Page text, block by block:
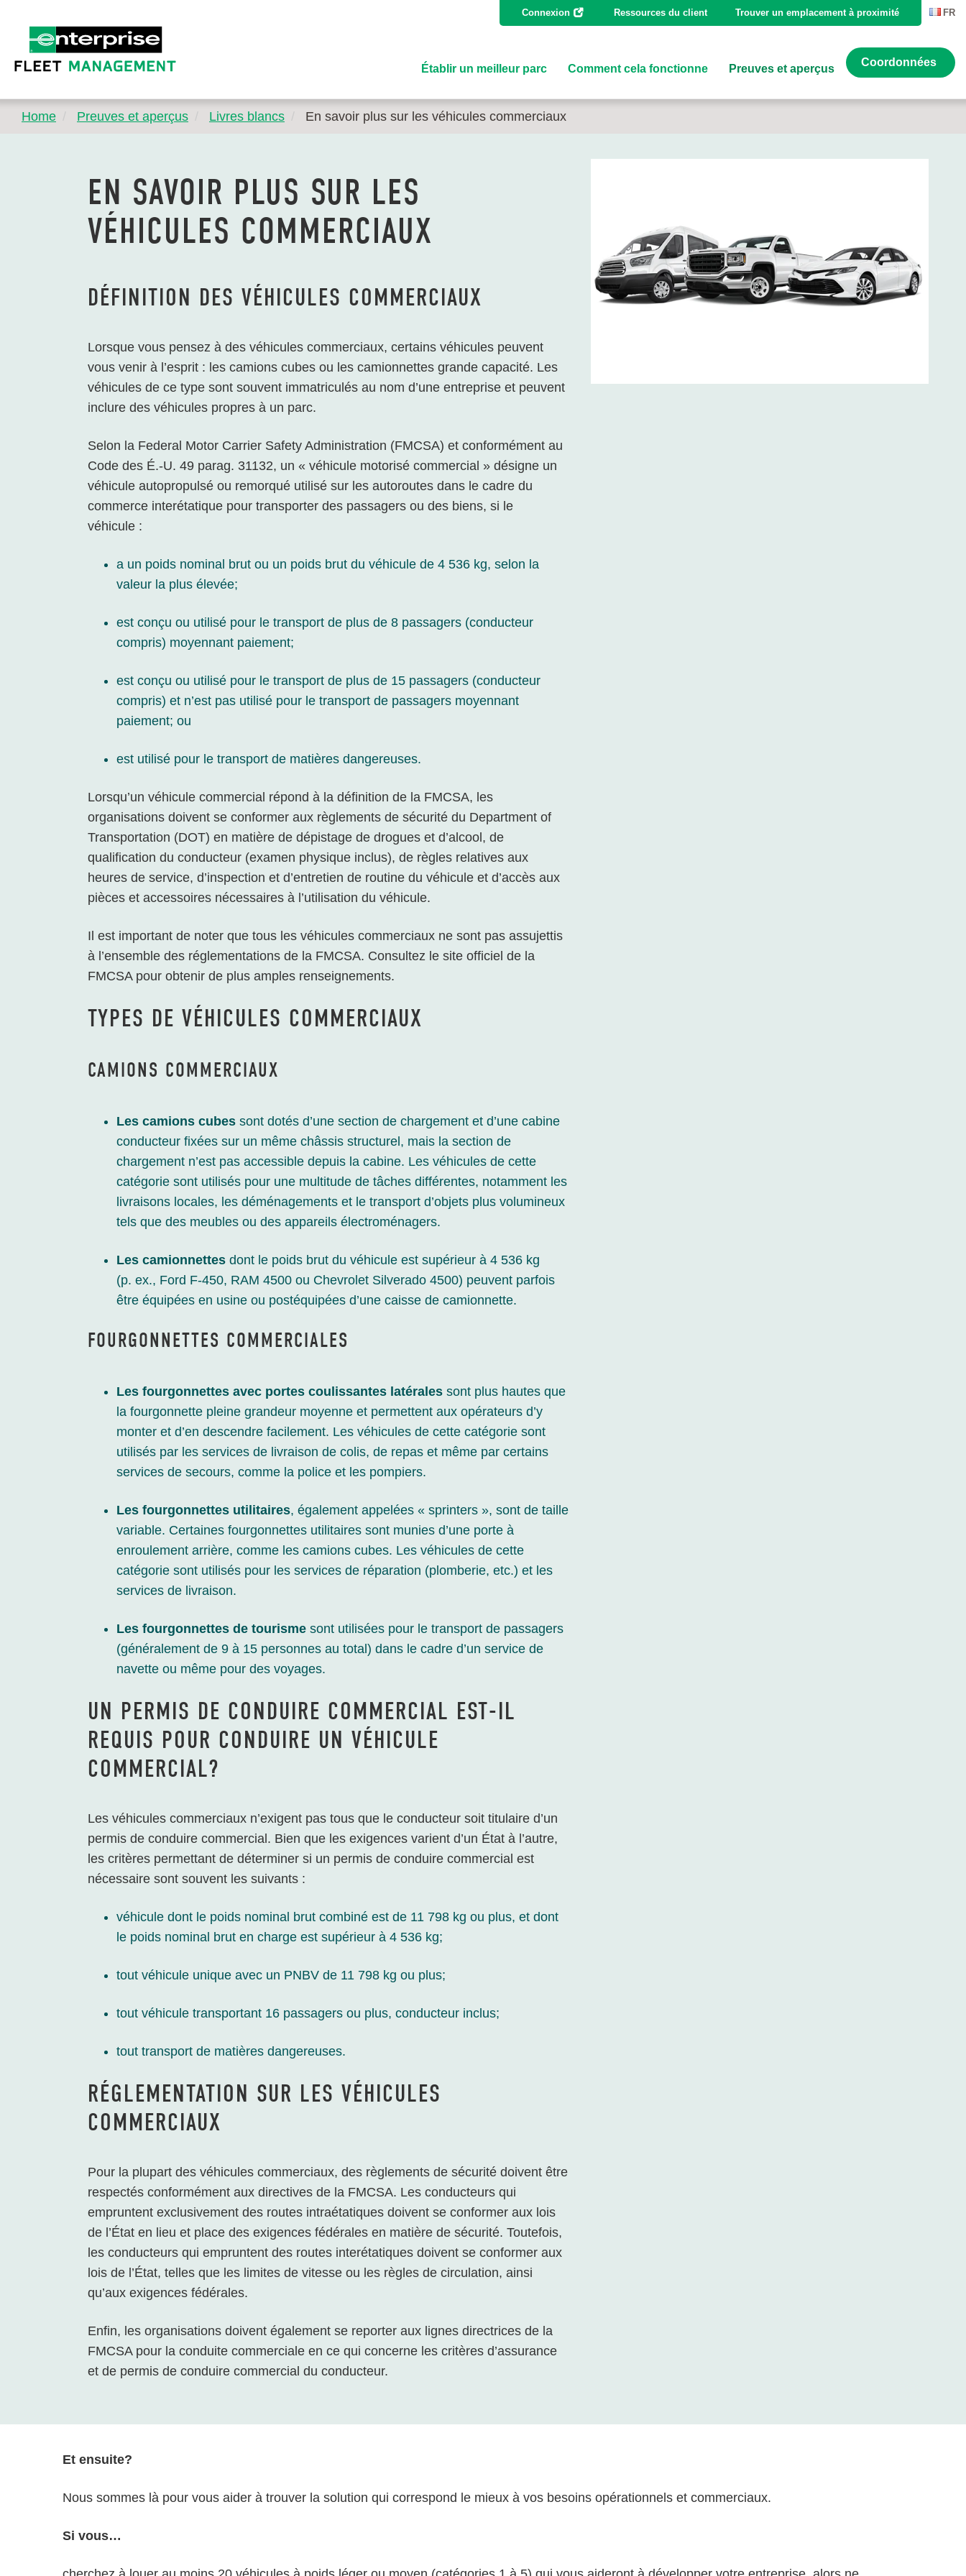
Connexion Ressources du client Trouver un emplacement à proximité FR
Établir un meilleur parc Comment cela fonctionne Preuves et aperçus
Coordonnées
Home Preuves et aperçus Livres blancs En savoir plus sur les véhicules commerciaux
EN SAVOIR PLUS SUR LES
VÉHICULES COMMERCIAUX
DÉFINITION DES VÉHICULES COMMERCIAUX
Lorsque vous pensez à des véhicules commerciaux, certains véhicules peuvent
vous venir à l’esprit : les camions cubes ou les camionnettes grande capacité. Les
véhicules de ce type sont souvent immatriculés au nom d’une entreprise et peuvent
inclure des véhicules propres à un parc.
Selon la Federal Motor Carrier Safety Administration (FMCSA) et conformément au
Code des É.-U. 49 parag. 31132, un « véhicule motorisé commercial » désigne un
véhicule autopropulsé ou remorqué utilisé sur les autoroutes dans le cadre du
commerce interétatique pour transporter des passagers ou des biens, si le
véhicule :
a un poids nominal brut ou un poids brut du véhicule de 4 536 kg, selon la
valeur la plus élevée;
est conçu ou utilisé pour le transport de plus de 8 passagers (conducteur
compris) moyennant paiement;
est conçu ou utilisé pour le transport de plus de 15 passagers (conducteur
compris) et n’est pas utilisé pour le transport de passagers moyennant
paiement; ou
est utilisé pour le transport de matières dangereuses.
Lorsqu’un véhicule commercial répond à la définition de la FMCSA, les
organisations doivent se conformer aux règlements de sécurité du Department of
Transportation (DOT) en matière de dépistage de drogues et d’alcool, de
qualification du conducteur (examen physique inclus), de règles relatives aux
heures de service, d’inspection et d’entretien de routine du véhicule et d’accès aux
pièces et accessoires nécessaires à l’utilisation du véhicule.
Il est important de noter que tous les véhicules commerciaux ne sont pas assujettis
à l’ensemble des réglementations de la FMCSA. Consultez le site officiel de la
FMCSA pour obtenir de plus amples renseignements.
TYPES DE VÉHICULES COMMERCIAUX
CAMIONS COMMERCIAUX
Les camions cubes sont dotés d’une section de chargement et d’une cabine
conducteur fixées sur un même châssis structurel, mais la section de
chargement n’est pas accessible depuis la cabine. Les véhicules de cette
catégorie sont utilisés pour une multitude de tâches différentes, notamment les
livraisons locales, les déménagements et le transport d’objets plus volumineux
tels que des meubles ou des appareils électroménagers.
Les camionnettes dont le poids brut du véhicule est supérieur à 4 536 kg
(p. ex., Ford F-450, RAM 4500 ou Chevrolet Silverado 4500) peuvent parfois
être équipées en usine ou postéquipées d’une caisse de camionnette.
FOURGONNETTES COMMERCIALES
Les fourgonnettes avec portes coulissantes latérales sont plus hautes que
la fourgonnette pleine grandeur moyenne et permettent aux opérateurs d’y
monter et d’en descendre facilement. Les véhicules de cette catégorie sont
utilisés par les services de livraison de colis, de repas et même par certains
services de secours, comme la police et les pompiers.
Les fourgonnettes utilitaires, également appelées « sprinters », sont de taille
variable. Certaines fourgonnettes utilitaires sont munies d’une porte à
enroulement arrière, comme les camions cubes. Les véhicules de cette
catégorie sont utilisés pour les services de réparation (plomberie, etc.) et les
services de livraison.
Les fourgonnettes de tourisme sont utilisées pour le transport de passagers
(généralement de 9 à 15 personnes au total) dans le cadre d’un service de
navette ou même pour des voyages.
UN PERMIS DE CONDUIRE COMMERCIAL EST-IL
REQUIS POUR CONDUIRE UN VÉHICULE
COMMERCIAL?
Les véhicules commerciaux n’exigent pas tous que le conducteur soit titulaire d’un
permis de conduire commercial. Bien que les exigences varient d’un État à l’autre,
les critères permettant de déterminer si un permis de conduire commercial est
nécessaire sont souvent les suivants :
véhicule dont le poids nominal brut combiné est de 11 798 kg ou plus, et dont
le poids nominal brut en charge est supérieur à 4 536 kg;
tout véhicule unique avec un PNBV de 11 798 kg ou plus;
tout véhicule transportant 16 passagers ou plus, conducteur inclus;
tout transport de matières dangereuses.
RÉGLEMENTATION SUR LES VÉHICULES
COMMERCIAUX
Pour la plupart des véhicules commerciaux, des règlements de sécurité doivent être
respectés conformément aux directives de la FMCSA. Les conducteurs qui
empruntent exclusivement des routes intraétatiques doivent se conformer aux lois
de l’État en lieu et place des exigences fédérales en matière de sécurité. Toutefois,
les conducteurs qui empruntent des routes interétatiques doivent se conformer aux
lois de l’État, telles que les limites de vitesse ou les règles de circulation, ainsi
qu’aux exigences fédérales.
Enfin, les organisations doivent également se reporter aux lignes directrices de la
FMCSA pour la conduite commerciale en ce qui concerne les critères d’assurance
et de permis de conduire commercial du conducteur.
Et ensuite?
Nous sommes là pour vous aider à trouver la solution qui correspond le mieux à vos besoins opérationnels et commerciaux.
Si vous…